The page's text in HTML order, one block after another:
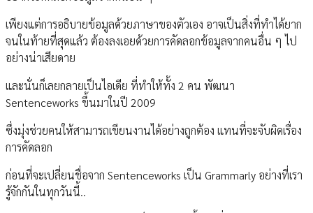
เพียงแต่การอธิบายข้อมูลด้วยภาษาของตัวเอง อาจเป็นสิ่งที่ทำได้ยาก
จนในท้ายที่สุดแล้ว ต้องลงเอยด้วยการคัดลอกข้อมูลจากคนอื่น ๆ ไป
อย่างน่าเสียดาย
และนั่นก็เลยกลายเป็นไอเดีย ที่ทำให้ทั้ง 2 คน พัฒนา
Sentenceworks ขึ้นมาในปี 2009
ซึ่งมุ่งช่วยคนให้สามารถเขียนงานได้อย่างถูกต้อง แทนที่จะจับผิดเรื่อง
การคัดลอก
ก่อนที่จะเปลี่ยนชื่อจาก Sentenceworks เป็น Grammarly อย่างที่เรา
รู้จักกันในทุกวันนี้..